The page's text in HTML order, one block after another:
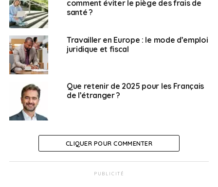
d’une caisse primaire d’assurance maladie (CPAM).
Toutes les informations et précisions sur le
site d’Ameli.fr
SUJETS ASSOCIÉS:
TESTS PCR
A SUIVRE
Covid-19: les autotests intégrés au pass sanitaire
Angleterre : voyageurs de France vaccinés,
quarantaine oubliée !
comment éviter le piège des frais de
santé ?
Travailler en Europe : le mode d’emploi
juridique et fiscal
Que retenir de 2025 pour les Français
de l’étranger ?
CLIQUER POUR COMMENTER
PUBLICITÉ